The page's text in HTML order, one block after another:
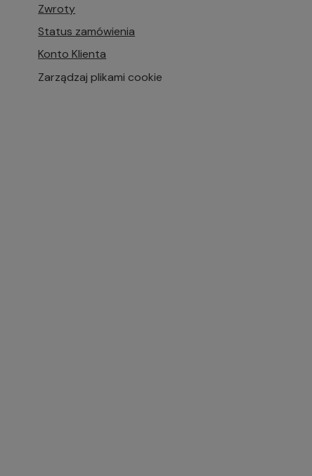
Zwroty
Status zamówienia
Konto Klienta
Zarządzaj plikami cookie